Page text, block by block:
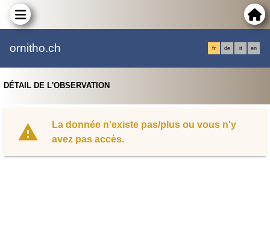
ornitho.ch fr de it en
DÉTAIL DE L'OBSERVATION
La donnée n'existe pas/plus ou vous n'y
avez pas accès.